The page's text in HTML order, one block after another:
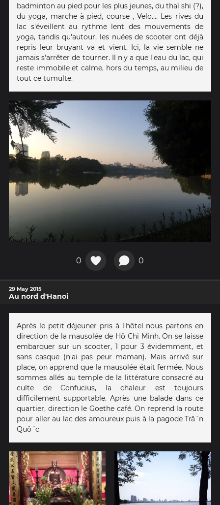
badminton au pied pour les plus jeunes, du thaï shi (?),
du yoga, marche à pied, course , Velo.... Les rives du
lac s'éveillent au rythme lent des mouvements de
yoga, tandis qu'autour, les nuées de scooter ont déjà
repris leur bruyant va et vient. Ici, la vie semble ne
jamais s'arrêter de tourner. Il n'y a que l'eau du lac, qui
reste immobile et calme, hors du temps, au milieu de
tout ce tumulte.
0 0
29 May 2015
Au nord d'Hanoi
Après le petit déjeuner pris à l'hôtel nous partons en
direction de la mausolée de Hô Chi Minh. On se laisse
embarquer sur un scooter, 1 pour 3 évidemment, et
sans casque (n'ai pas peur maman). Mais arrivé sur
place, on apprend que la mausolée était fermée. Nous
sommes allés au temple de la littérature consacré au
culte de Confucius, la chaleur est toujours
difficilement supportable. Après une balade dans ce
quartier, direction le Goethe café. On reprend la route
pour aller au lac des amoureux puis à la pagode Trâ´n
Quô´c